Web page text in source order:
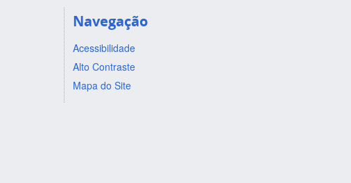
Navegação
Acessibilidade
Alto Contraste
Mapa do Site